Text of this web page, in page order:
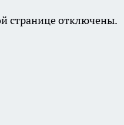
странице отключены.